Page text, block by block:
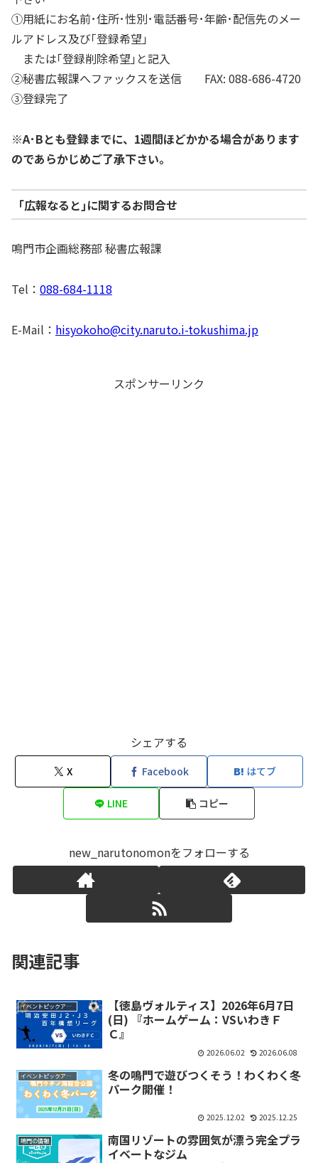
①用紙にお名前･住所･性別･電話番号･年齢･配信先のメー
ルアドレス及び｢登録希望｣
または｢登録削除希望｣と記入
②秘書広報課へファックスを送信 FAX: 088-686-4720
③登録完了
※A･Bとも登録までに、1週間ほどかかる場合があります
のであらかじめご了承下さい。
｢広報なると｣に関するお問合せ
鳴門市企画総務部 秘書広報課
Tel： 088-684-1118
E-Mail： hisyokoho@city.naruto.i-tokushima.jp
スポンサーリンク
シェアする
X Facebook はてブ
LINE コピー
new_narutonomonをフォローする
関連記事
イベントピックアップ
【徳島ヴォルティス】2026年6月7日
(日) 『ホームゲーム：VSいわきＦ
Ｃ』
2026.06.02 2026.06.08
イベントピックアップ
冬の鳴門で遊びつくそう！わくわく冬
パーク開催！
2025.12.02 2025.12.25
鳴門の情報
南国リゾートの雰囲気が漂う完全プラ
イベートなジム